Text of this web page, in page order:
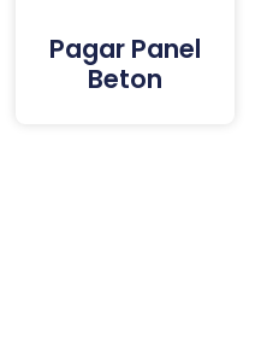
Pagar Panel
Beton